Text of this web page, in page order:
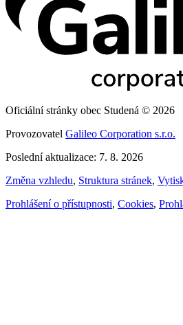
Oficiální stránky obec Studená © 2026
Provozovatel Galileo Corporation s.r.o.
Poslední aktualizace: 7. 8. 2026
Změna vzhledu, Struktura stránek,
Prohlášení o přístupnosti, Cookies,